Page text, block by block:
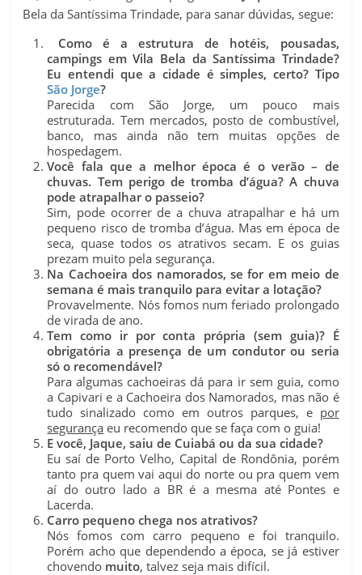
Bela da Santíssima Trindade, para sanar dúvidas, segue:
Como é a estrutura de hotéis, pousadas,
campings em Vila Bela da Santíssima Trindade?
Eu entendi que a cidade é simples, certo? Tipo
São Jorge?
Parecida com São Jorge, um pouco mais
estruturada. Tem mercados, posto de combustível,
banco, mas ainda não tem muitas opções de
hospedagem.
Você fala que a melhor época é o verão – de
chuvas. Tem perigo de tromba d’água? A chuva
pode atrapalhar o passeio?
Sim, pode ocorrer de a chuva atrapalhar e há um
pequeno risco de tromba d’água. Mas em época de
seca, quase todos os atrativos secam. E os guias
prezam muito pela segurança.
Na Cachoeira dos namorados, se for em meio de
semana é mais tranquilo para evitar a lotação?
Provavelmente. Nós fomos num feriado prolongado
de virada de ano.
Tem como ir por conta própria (sem guia)? É
obrigatória a presença de um condutor ou seria
só o recomendável?
Para algumas cachoeiras dá para ir sem guia, como
a Capivari e a Cachoeira dos Namorados, mas não é
tudo sinalizado como em outros parques, e por
segurança eu recomendo que se faça com o guia!
E você, Jaque, saiu de Cuiabá ou da sua cidade?
Eu saí de Porto Velho, Capital de Rondônia, porém
tanto pra quem vai aqui do norte ou pra quem vem
aí do outro lado a BR é a mesma até Pontes e
Lacerda.
Carro pequeno chega nos atrativos?
Nós fomos com carro pequeno e foi tranquilo.
Porém acho que dependendo a época, se já estiver
chovendo muito, talvez seja mais difícil.